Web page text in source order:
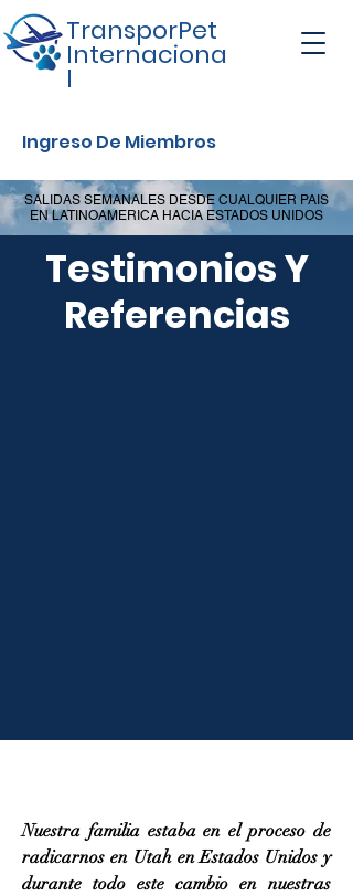
TransporPet
Internaciona
l
Ingreso De Miembros
SALIDAS SEMANALES DESDE CUALQUIER PAIS
EN LATINOAMERICA HACIA ESTADOS UNIDOS
Testimonios Y
Referencias
Nuestra familia estaba en el proceso de
radicarnos en Utah en Estados Unidos y
durante todo este cambio en nuestras